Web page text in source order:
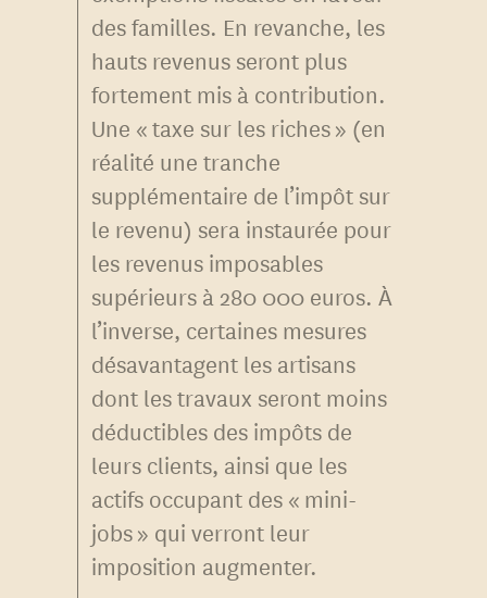
des familles. En revanche, les
hauts revenus seront plus
fortement mis à contribution.
Une « taxe sur les riches » (en
réalité une tranche
supplémentaire de l’impôt sur
le revenu) sera instaurée pour
les revenus imposables
supérieurs à 280 000 euros. À
l’inverse, certaines mesures
désavantagent les artisans
dont les travaux seront moins
déductibles des impôts de
leurs clients, ainsi que les
actifs occupant des « mini-
jobs » qui verront leur
imposition augmenter.